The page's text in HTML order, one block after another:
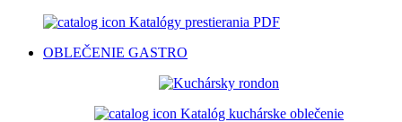
Katalógy prestierania PDF
OBLEČENIE GASTRO
Katalóg kuchárske oblečenie